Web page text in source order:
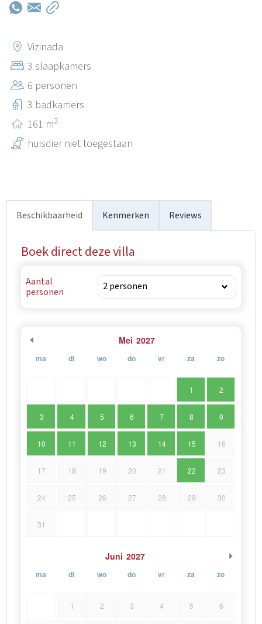
uitzicht op de Mirna-vallei en de charmante stenen
stadje Poreč met de op de UNESCO-werelderfgoedlijst
geplaatste Euphrasiusbasiliek en het charmante
vissersdorpje Novigrad. Voor gezinsplezier ligt Aquapark
Istralandia op slechts 20 minuten rijden.
Vizinada
3 slaapkamers
6 personen
3 badkamers
161 m2
huisdier niet toegestaan
Beschikbaarheid Kenmerken Reviews
Boek direct deze villa
Aantal
personen
Mei 2027
ma di wo do vr za zo
1 2
3 4 5 6 7 8 9
10 11 12 13 14 15 16
17 18 19 20 21 22 23
24 25 26 27 28 29 30
31
Juni 2027
ma di wo do vr za zo
1 2 3 4 5 6